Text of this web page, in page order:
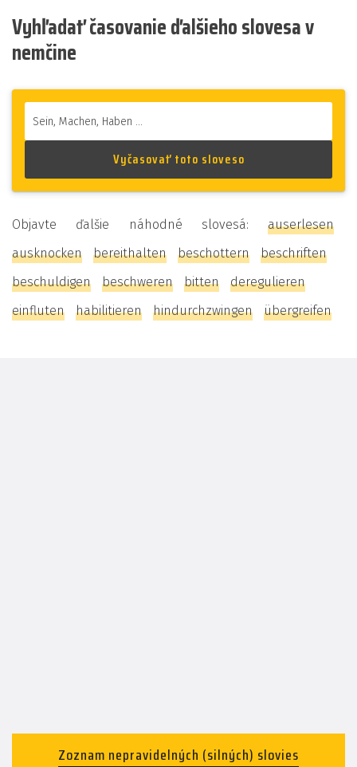
Vyhľadať časovanie ďalšieho slovesa v
nemčine
Objavte ďalšie náhodné slovesá: auserlesen
ausknocken
bereithalten beschottern
beschriften
beschuldigen
beschweren bitten
deregulieren
einfluten
habilitieren hindurchzwingen übergreifen
Zoznam nepravidelných (silných) slovies